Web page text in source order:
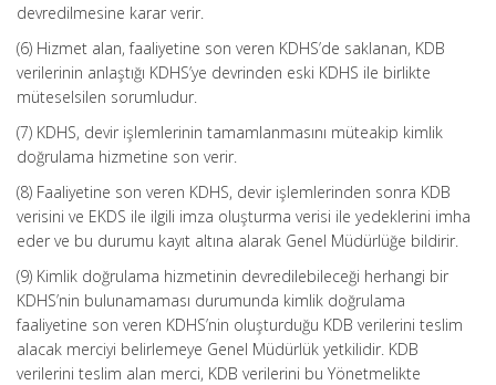
devredilmesine karar verir.
(6) Hizmet alan, faaliyetine son veren KDHS’de saklanan, KDB
verilerinin anlaştığı KDHS’ye devrinden eski KDHS ile birlikte
müteselsilen sorumludur.
(7) KDHS, devir işlemlerinin tamamlanmasını müteakip kimlik
doğrulama hizmetine son verir.
(8) Faaliyetine son veren KDHS, devir işlemlerinden sonra KDB
verisini ve EKDS ile ilgili imza oluşturma verisi ile yedeklerini imha
eder ve bu durumu kayıt altına alarak Genel Müdürlüğe bildirir.
(9) Kimlik doğrulama hizmetinin devredilebileceği herhangi bir
KDHS’nin bulunamaması durumunda kimlik doğrulama
faaliyetine son veren KDHS’nin oluşturduğu KDB verilerini teslim
alacak merciyi belirlemeye Genel Müdürlük yetkilidir. KDB
verilerini teslim alan merci, KDB verilerini bu Yönetmelikte